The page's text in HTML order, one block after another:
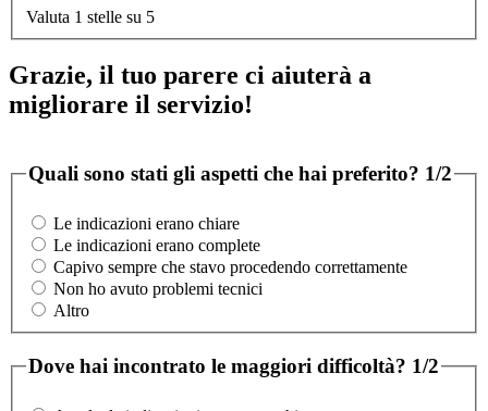
Valuta 1 stelle su 5
Grazie, il tuo parere ci aiuterà a
migliorare il servizio!
Quali sono stati gli aspetti che hai preferito? 1/2
Le indicazioni erano chiare
Le indicazioni erano complete
Capivo sempre che stavo procedendo correttamente
Non ho avuto problemi tecnici
Altro
Dove hai incontrato le maggiori difficoltà? 1/2